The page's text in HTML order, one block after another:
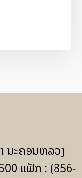
ນະຄອນຫລວງ
ແຟັກ : (856-